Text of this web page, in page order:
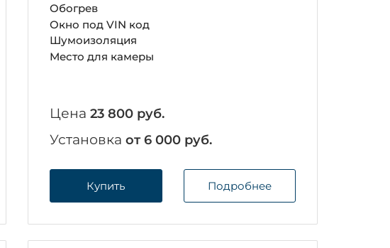
Обогрев
Окно под VIN код
Шумоизоляция
Место для камеры
Цена23 800 руб.
Установкаот 6 000 руб.
Купить Подробнее